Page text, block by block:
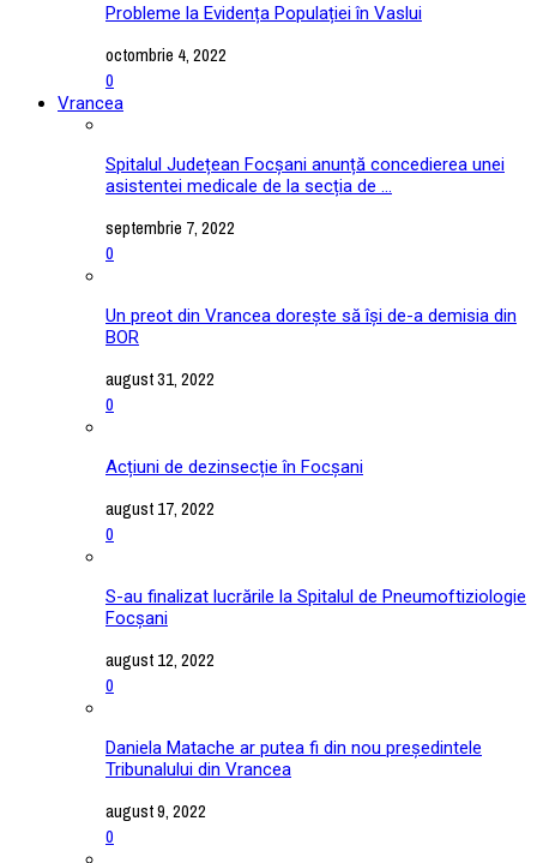
Probleme la Evidența Populației în Vaslui
octombrie 4, 2022
0
Vrancea
Spitalul Județean Focșani anunță concedierea unei
asistentei medicale de la secția de ...
septembrie 7, 2022
0
Un preot din Vrancea dorește să își de-a demisia din
BOR
august 31, 2022
0
Acțiuni de dezinsecție în Focșani
august 17, 2022
0
S-au finalizat lucrările la Spitalul de Pneumoftiziologie
Focșani
august 12, 2022
0
Daniela Matache ar putea fi din nou președintele
Tribunalului din Vrancea
august 9, 2022
0